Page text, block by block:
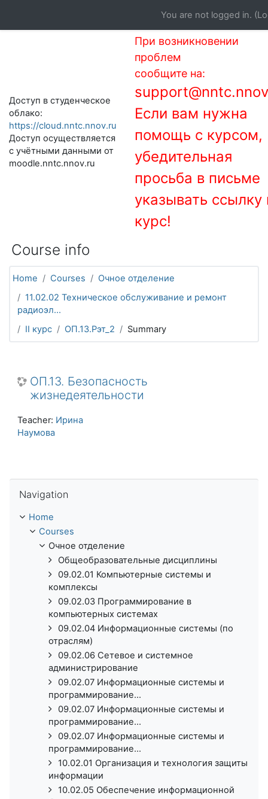
Доступ в студенческое
облако:
https://cloud.nntc.nnov.ru
Доступ осуществляется
с учётными данными от
moodle.nntc.nnov.ru
При возникновении
проблем
сообщите на:
Если вам нужна
помощь с курсом,
убедительная
просьба в письме
указывать ссылку
курс!
You are not logged in. (
Course info
Home Courses
Очное отделение
11.02.02 Техническое обслуживание и ремонт
радиоэл...
II курс
ОП.13.Рэт_2 Summary
ОП.13. Безопасность
жизнедеятельности
Teacher: Ирина
Наумова
Navigation
Home
Courses
Очное отделение
Общеобразовательные дисциплины
09.02.01 Компьютерные системы и
комплексы
09.02.03 Программирование в
компьютерных системах
09.02.04 Информационные системы (по
отраслям)
09.02.06 Сетевое и системное
администрирование
09.02.07 Информационные системы и
программирование...
09.02.07 Информационные системы и
программирование...
09.02.07 Информационные системы и
программирование...
10.02.01 Организация и технология защиты
информации
10.02.05 Обеспечение информационной